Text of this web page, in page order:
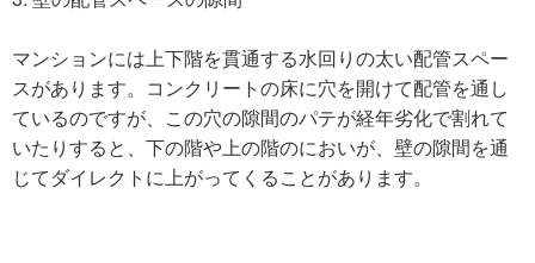
マンションには上下階を貫通する水回りの太い配管スペー
スがあります。コンクリートの床に穴を開けて配管を通し
ているのですが、この穴の隙間のパテが経年劣化で割れて
いたりすると、下の階や上の階のにおいが、壁の隙間を通
じてダイレクトに上がってくることがあります。